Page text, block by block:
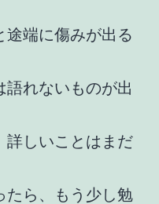
途端に傷みが出る
れないものが出
詳しいことはまだ
たら、もう少し勉